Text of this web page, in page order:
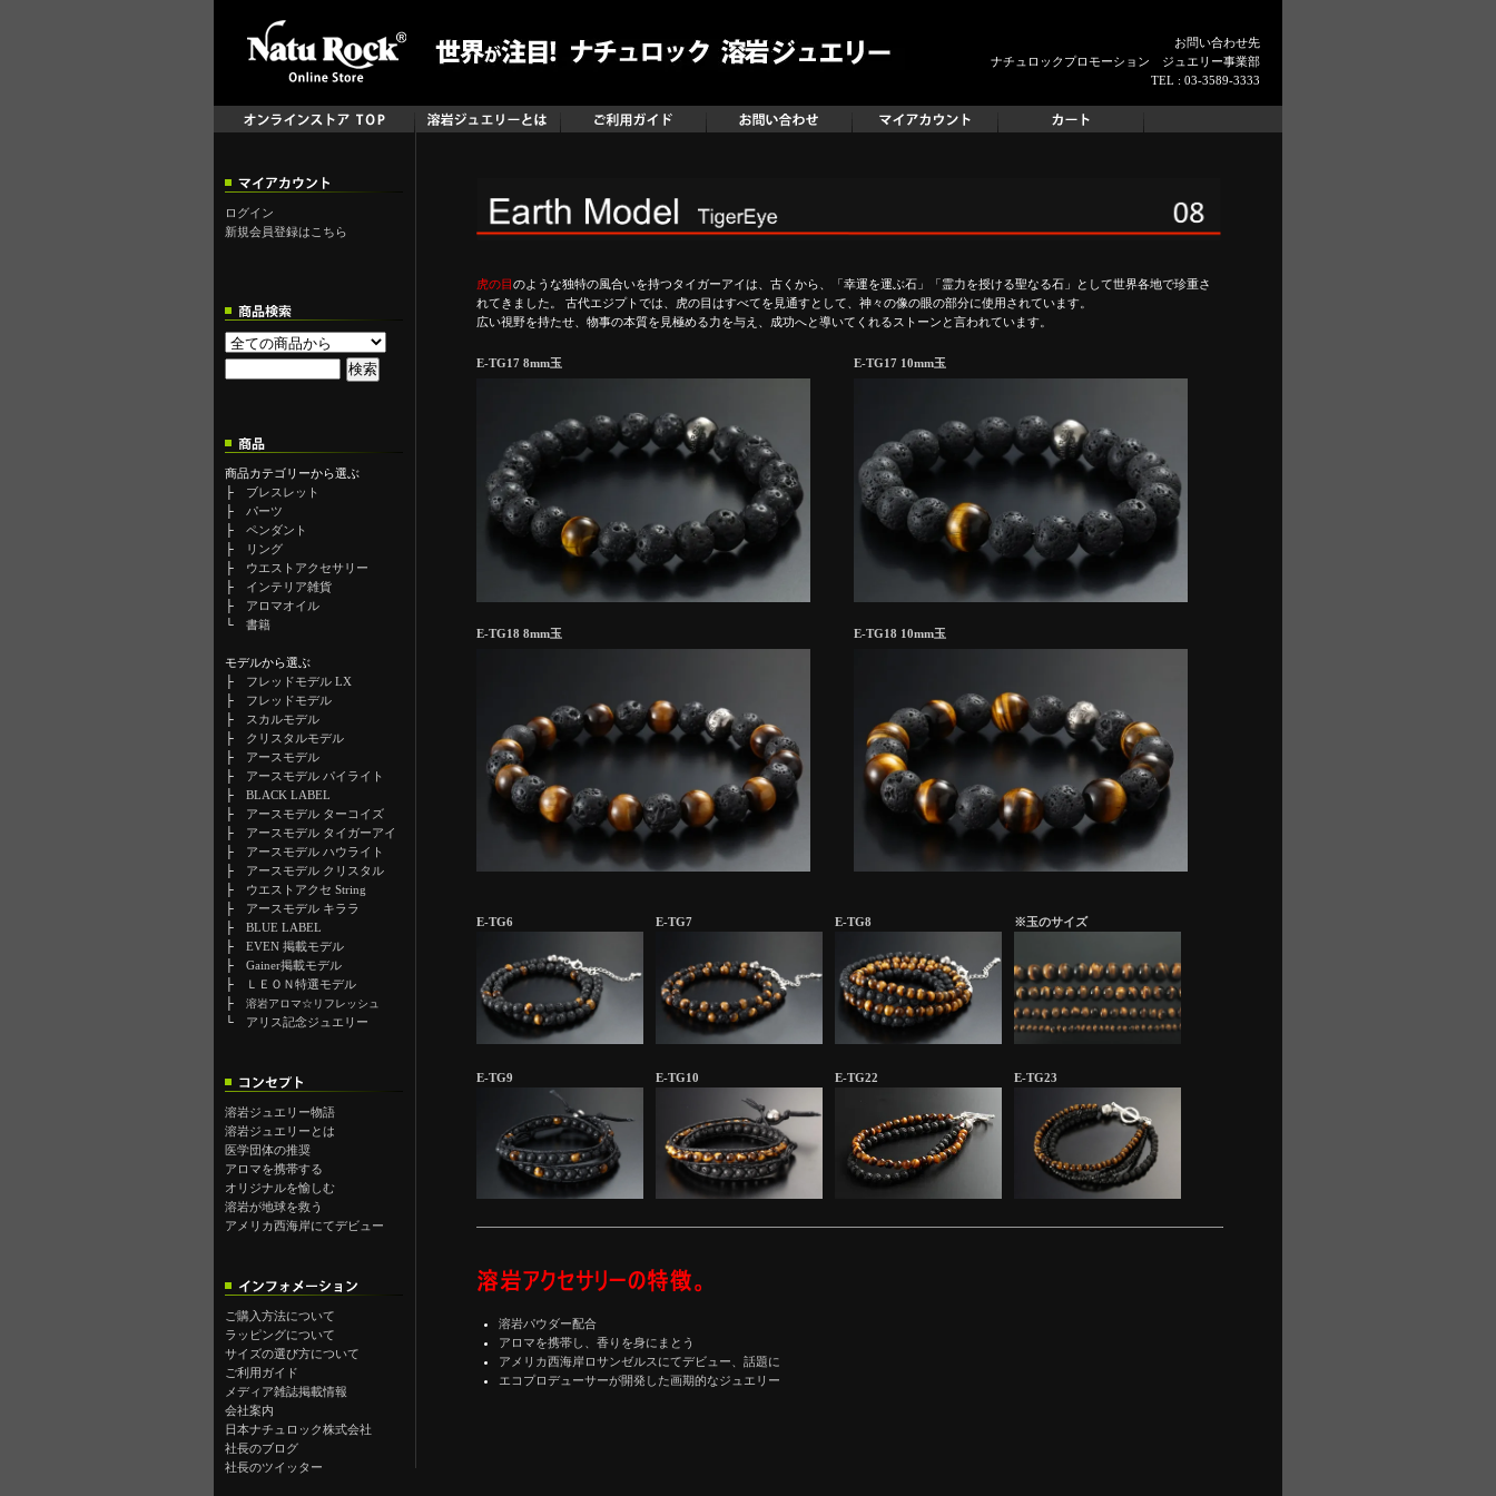
お問い合わせ先
ナチュロックプロモーション ジュエリー事業部
TEL : 03-3589-3333
ログイン
新規会員登録はこちら
商品カテゴリーから選ぶ
├ ブレスレット
├ パーツ
├ ペンダント
├
リング
├ ウエストアクセサリー
├ インテリア雑貨
├ アロマオイル
└ 書籍
モデルから選ぶ
├ フレッドモデル LX
├ フレッドモデル
├ スカルモデル
├ クリスタルモデル
├ アースモデル
├ アースモデル パイライト
├ BLACK LABEL
├ アースモデル ターコイズ
├ アースモデル タイガーアイ
├ アースモデル ハウライト
├ アースモデル クリスタル
├ ウエストアクセ String
├ アースモデル キララ
├ BLUE LABEL
├ EVEN 掲載モデル
├ Gainer掲載モデル
├
ＬＥＯＮ特選モデル
├ 溶岩アロマ☆リフレッシュ
└ アリス記念ジュエリー
溶岩ジュエリー物語
溶岩ジュエリーとは
医学団体の推奨
アロマを携帯する
オリジナルを愉しむ
溶岩が地球を救う
アメリカ西海岸にてデビュー
ご購入方法について
ラッピングについて
サイズの選び方について
ご利用ガイド
メディア雑誌掲載情報
会社案内
日本ナチュロック株式会社
社長のブログ
社長のツイッター
虎の目のような独特の風合いを持つタイガーアイは、古くから、「幸運を運ぶ石」「霊力を授ける聖なる石」として世界各地で珍重さ
れてきました。 古代エジプトでは、虎の目はすべてを見通すとして、神々の像の眼の部分に使用されています。
広い視野を持たせ、物事の本質を見極める力を与え、成功へと導いてくれるストーンと言われています。
E-TG17 8mm玉
E-TG18 8mm玉
E-TG17 10mm玉
E-TG18 10mm玉
E-TG6 E-TG7 E-TG8 ※玉のサイズ
E-TG9 E-TG10 E-TG22 E-TG23
溶岩パウダー配合
アロマを携帯し、香りを身にまとう
アメリカ西海岸ロサンゼルスにてデビュー、話題に
エコプロデューサーが開発した画期的なジュエリー